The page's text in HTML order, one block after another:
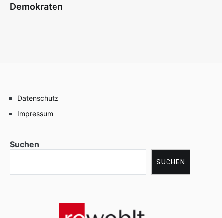
Demokraten
Datenschutz
Impressum
Suchen
SUCHEN